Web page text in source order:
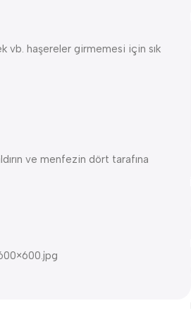
vb. haşereler girmemesi için sık
ve menfezin dört tarafına